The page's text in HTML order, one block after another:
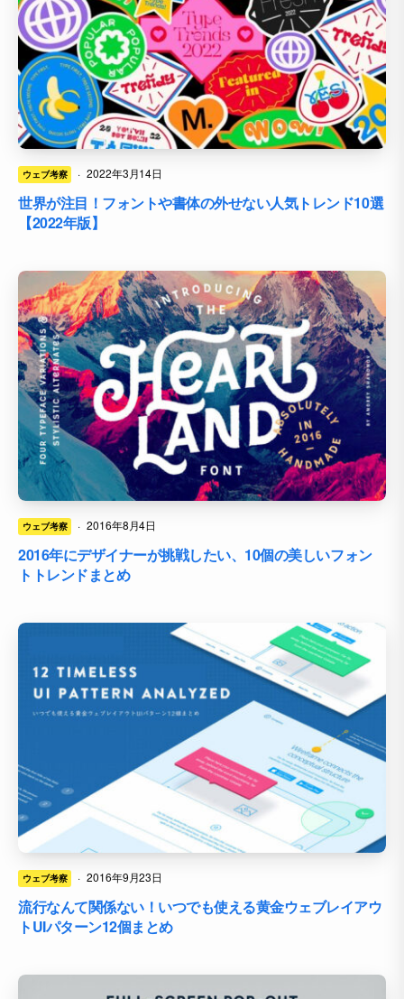
ウェブ考察 · 2022年3月14日
世界が注目！フォントや書体の外せない人気トレンド10選
【2022年版】
ウェブ考察 · 2016年8月4日
2016年にデザイナーが挑戦したい、10個の美しいフォン
トトレンドまとめ
ウェブ考察 · 2016年9月23日
流行なんて関係ない！いつでも使える黄金ウェブレイアウ
トUIパターン12個まとめ